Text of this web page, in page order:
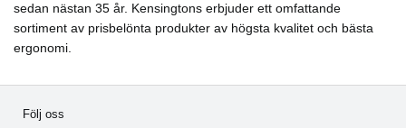
sedan nästan 35 år. Kensingtons erbjuder ett omfattande
sortiment av prisbelönta produkter av högsta kvalitet och bästa
ergonomi.
Följ oss